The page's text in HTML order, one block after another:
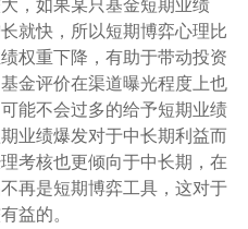
，如果某只基金短期业绩
就快，所以短期博弈心理比
权重下降，有助于带动投资
金评价在渠道曝光程度上也
能不会过多的给予短期业绩
业绩爆发对于中长期利益而
考核也更倾向于中长期，在
再是短期博弈工具，这对于
益的。